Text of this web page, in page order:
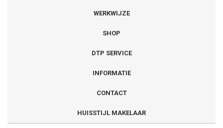
WERKWIJZE
SHOP
DTP SERVICE
INFORMATIE
CONTACT
HUISSTIJL MAKELAAR